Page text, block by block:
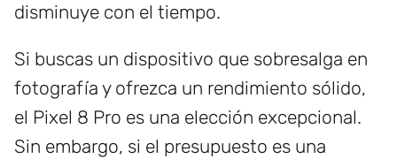
disminuye con el tiempo.
Si buscas un dispositivo que sobresalga en
fotografía y ofrezca un rendimiento sólido,
el Pixel 8 Pro es una elección excepcional.
Sin embargo, si el presupuesto es una